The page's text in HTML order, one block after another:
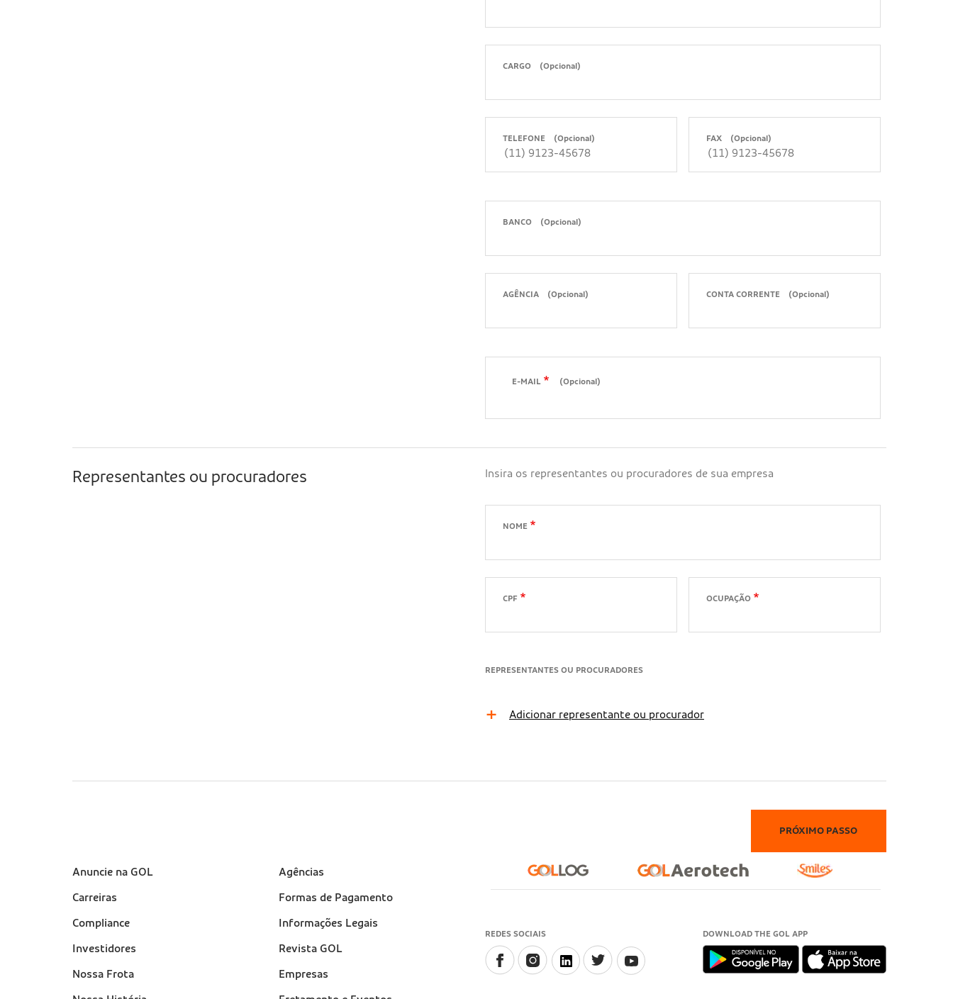
CARGO (Opcional)
TELEFONE (Opcional) FAX (Opcional)
BANCO (Opcional)
AGÊNCIA (Opcional) CONTA CORRENTE (Opcional)
E-MAIL (Opcional)
Representantes ou procuradores Insira os representantes ou procuradores de sua empresa
NOME
CPF OCUPAÇÃO
REPRESENTANTES OU PROCURADORES
Sobre a Gol (footer)
Anuncie na GOL
Carreiras
Compliance
Investidores
Nossa Frota
Suporte
Agências
Formas de Pagamento
Informações Legais
Revista GOL
Empresas
REDES SOCIAIS DOWNLOAD THE GOL APP